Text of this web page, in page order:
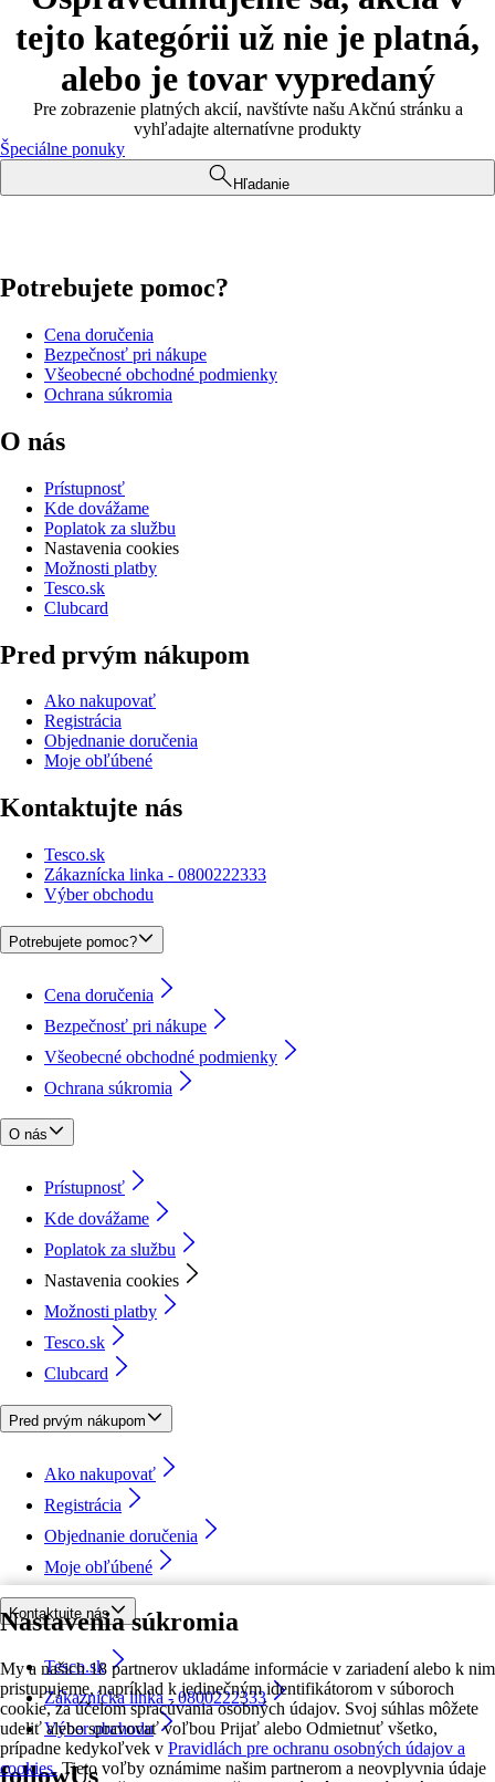
Nastavenia súkromia
My a našich 18 partnerov ukladáme informácie v zariadení alebo k nim
pristupujeme, napríklad k jedinečným identifikátorom v súboroch
cookie, za účelom spracúvania osobných údajov. Svoj súhlas môžete
udeliť alebo spravovať voľbou Prijať alebo Odmietnuť všetko,
prípadne kedykoľvek v Pravidlách pre ochranu osobných údajov a
cookies. Tieto voľby oznámime našim partnerom a neovplyvnia údaje
tejto kategórii už nie je platná,
alebo je tovar vypredaný
Pre zobrazenie platných akcií, navštívte našu Akčnú stránku a
vyhľadajte alternatívne produkty
Špeciálne ponuky
Hľadanie
Potrebujete pomoc?
Cena doručenia
Bezpečnosť pri nákupe
Všeobecné obchodné podmienky
Ochrana súkromia
O nás
Prístupnosť
Kde dovážame
Poplatok za službu
Nastavenia cookies
Možnosti platby
Tesco.sk
Clubcard
Pred prvým nákupom
Ako nakupovať
Registrácia
Objednanie doručenia
Moje obľúbené
Kontaktujte nás
Tesco.sk
Zákaznícka linka - 0800222333
Výber obchodu
Potrebujete pomoc?
Cena doručenia
Bezpečnosť pri nákupe
Všeobecné obchodné podmienky
Ochrana súkromia
O nás
Prístupnosť
Kde dovážame
Poplatok za službu
Nastavenia cookies
Možnosti platby
Tesco.sk
Clubcard
Pred prvým nákupom
Ako nakupovať
Registrácia
Objednanie doručenia
Moje obľúbené
Kontaktujte nás
Tesco.sk
Zákaznícka linka - 0800222333
Výber obchodu
followUs